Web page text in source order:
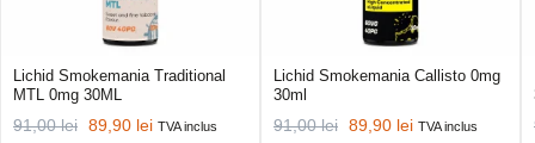
Lichid Smokemania Traditional
MTL 0mg 30ML
91,00lei 89,90 lei TVA inclus
Lichid Smokemania Callisto 0mg
30ml
91,00lei 89,90 lei TVA inclus